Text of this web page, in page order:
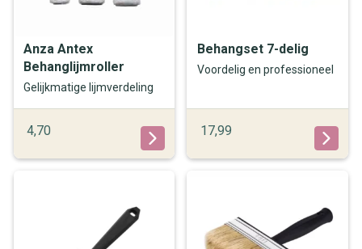
Anza Antex
Behanglijmroller
Gelijkmatige lijmverdeling
4,70
Behangset 7-delig
Voordelig en professioneel
17,99